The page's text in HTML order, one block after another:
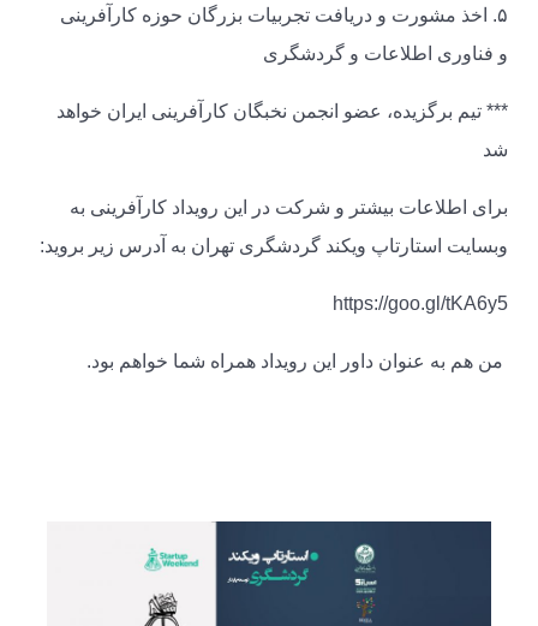
۵. اخذ مشورت و دریافت تجربیات بزرگان حوزه کارآفرینی
و فناوری اطلاعات و گردشگری
*** تیم برگزیده، عضو انجمن نخبگان کارآفرینی ایران خواهد
شد
برای اطلاعات بیشتر و شرکت در این رویداد کارآفرینی به
وبسایت استارتاپ ویکند گردشگری تهران به آدرس زیر بروید:
https://goo.gl/tKA6y5
من هم به عنوان داور این رویداد همراه شما خواهم بود.